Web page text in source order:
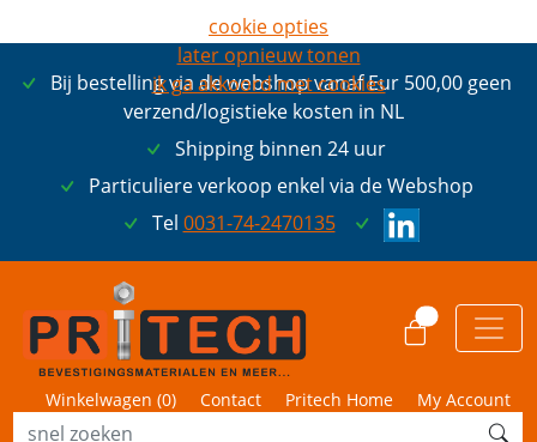
Bij bestelling via de webshop vanaf Eur 500,00 geen
verzend/logistieke kosten in NL
Shipping binnen 24 uur
Particuliere verkoop enkel via de Webshop
Tel 0031-74-2470135
Winkelwagen (0) Contact Pritech Home My Account
cookie opties
later opnieuw tonen
ik ga akkoord met cookies